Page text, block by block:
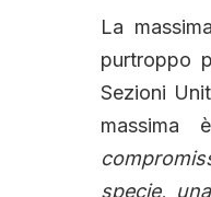
La
purtroppo
Sezioni
massima
specie,